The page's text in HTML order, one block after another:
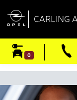
 CARLING
0